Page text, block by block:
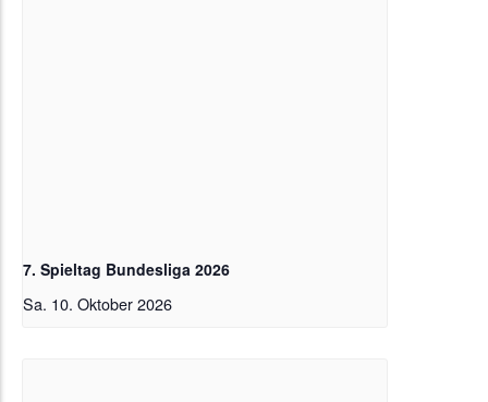
7. Spieltag Bundesliga 2026
Sa. 10. Oktober 2026